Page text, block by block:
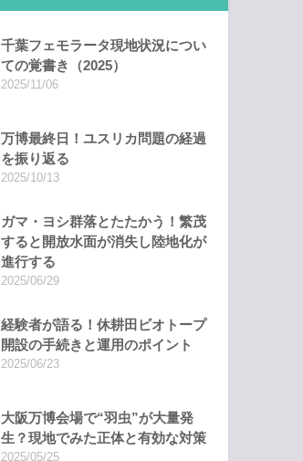
千葉フェモラータ現地状況につい
ての覚書き（2025）
2025/11/06
万博最終日！ユスリカ問題の経過
を振り返る
2025/10/13
ガマ・ヨシ群落とたたかう！繁茂
すると開放水面が消失し陸地化が
進行する
2025/06/29
経験者が語る！休耕田ビオトープ
開設の手続きと運用のポイント
2025/06/23
大阪万博会場で“羽虫”が大量発
生？現地でみた正体と有効な対策
2025/05/25